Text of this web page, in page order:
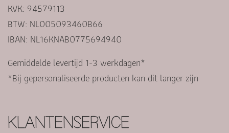
KVK: 94579113
BTW: NL005093460B66
IBAN: NL16KNAB0775694940
Gemiddelde levertijd 1-3 werkdagen*
*Bij gepersonaliseerde producten kan dit langer zijn
KLANTENSERVICE